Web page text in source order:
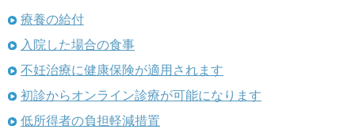
療養の給付
入院した場合の食事
不妊治療に健康保険が適用されます
初診からオンライン診療が可能になります
低所得者の負担軽減措置